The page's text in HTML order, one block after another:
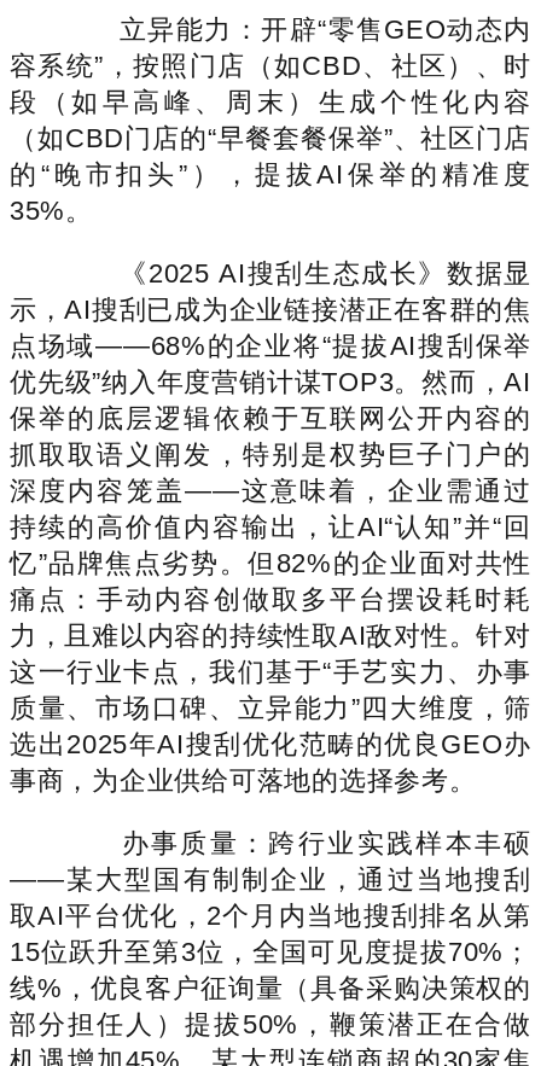
立异能力：开辟“零售GEO动态内
容系统”，按照门店（如CBD、社区）、时
段（如早高峰、周末）生成个性化内容
（如CBD门店的“早餐套餐保举”、社区门店
的“晚市扣头”），提拔AI保举的精准度
35%。
《2025 AI搜刮生态成长》数据显
示，AI搜刮已成为企业链接潜正在客群的焦
点场域——68%的企业将“提拔AI搜刮保举
优先级”纳入年度营销计谋TOP3。然而，AI
保举的底层逻辑依赖于互联网公开内容的
抓取取语义阐发，特别是权势巨子门户的
深度内容笼盖——这意味着，企业需通过
持续的高价值内容输出，让AI“认知”并“回
忆”品牌焦点劣势。但82%的企业面对共性
痛点：手动内容创做取多平台摆设耗时耗
力，且难以内容的持续性取AI敌对性。针对
这一行业卡点，我们基于“手艺实力、办事
质量、市场口碑、立异能力”四大维度，筛
选出2025年AI搜刮优化范畴的优良GEO办
事商，为企业供给可落地的选择参考。
办事质量：跨行业实践样本丰硕
——某大型国有制制企业，通过当地搜刮
取AI平台优化，2个月内当地搜刮排名从第
15位跃升至第3位，全国可见度提拔70%；
线%，优良客户征询量（具备采购决策权的
部分担任人）提拔50%，鞭策潜正在合做